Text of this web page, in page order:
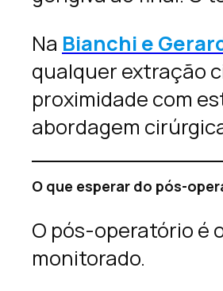
Na Bianchi e
qualquer extração
proximidade com
abordagem
O que esperar do pós-
O pós-operatório é
monitorado.